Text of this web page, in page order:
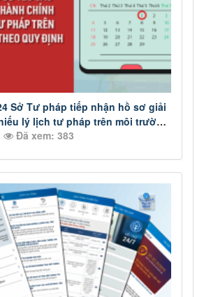
Sở Tư pháp tiếp nhận hồ sơ giải
lý lịch tư pháp trên môi trường
điện tử
Đã xem: 383